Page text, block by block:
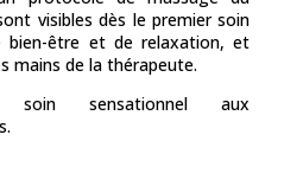
visibles dès le premier soin
bien-être et de relaxation, et
mains de la thérapeute.
sensationnel aux